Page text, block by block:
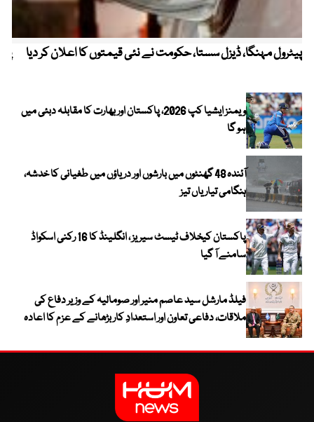
پیٹرول مہنگا، ڈیزل سستا، حکومت نے نئی قیمتوں کا اعلان کر دیا
ویمنز ایشیا کپ 2026، پاکستان اور بھارت کا مقابلہ دبئی میں
ہو گا
آئندہ 48 گھنٹوں میں بارشوں اور دریاؤں میں طغیانی کا خدشہ،
ہنگامی تیاریاں تیز
پاکستان کیخلاف ٹیسٹ سیریز ، انگلینڈ کا 16 رکنی اسکواڈ
سامنے آ گیا
فیلڈ مارشل سید عاصم منیر اور صومالیہ کے وزیر دفاع کی
ملاقات، دفاعی تعاون اور استعدادِ کار بڑھانے کے عزم کا اعادہ